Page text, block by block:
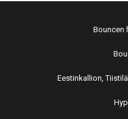
Bouncen
Eestinkallion,